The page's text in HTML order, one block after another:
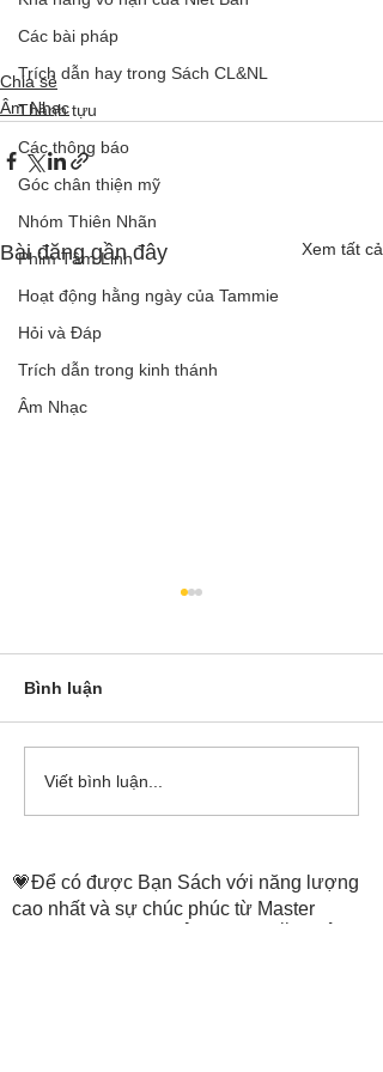
Các bài pháp
Trích dẫn hay trong Sách CL&NL
Thành tựu
Các thông báo
Góc chân thiện mỹ
Nhóm Thiên Nhãn
Phim Tâm Linh
Hoạt động hằng ngày của Tammie
Hỏi và Đáp
Trích dẫn trong kinh thánh
Âm Nhạc
Chia sẻ
Âm Nhạc
Bài đăng gần đây Xem tất cả
Cô Hoa Duong chia sẻ
Bình luận
Viết bình luận...
💗Để có được Bạn Sách với năng lượng
cao nhất và sự chúc phúc từ Master